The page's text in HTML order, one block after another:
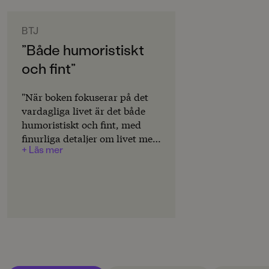
Svenska
SPRÅK
Svenska
SERIE
Zombieskolan
PUBLICERINGSDATUM
2025-08-15
BTJ
”Både humoristiskt
och fint”
"När boken fokuserar på det
vardagliga livet är det både
humoristiskt och fint, med
finurliga detaljer om livet med
zombier och deras märkliga
+ Läs mer